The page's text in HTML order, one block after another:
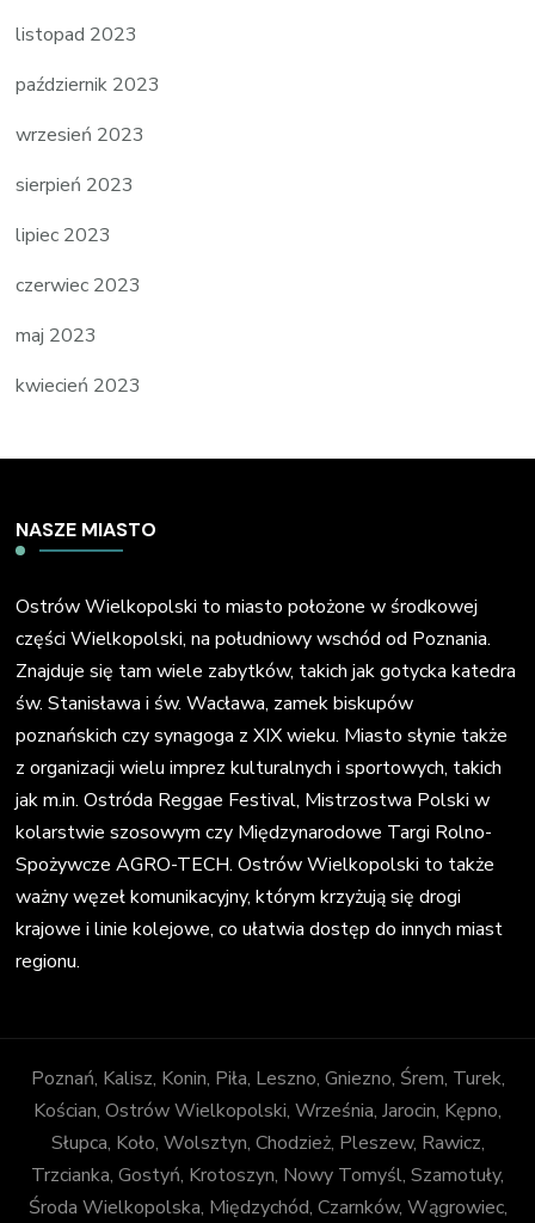
listopad 2023
październik 2023
wrzesień 2023
sierpień 2023
lipiec 2023
czerwiec 2023
maj 2023
kwiecień 2023
NASZE MIASTO
Ostrów Wielkopolski to miasto położone w środkowej
części Wielkopolski, na południowy wschód od Poznania.
Znajduje się tam wiele zabytków, takich jak gotycka katedra
św. Stanisława i św. Wacława, zamek biskupów
poznańskich czy synagoga z XIX wieku. Miasto słynie także
z organizacji wielu imprez kulturalnych i sportowych, takich
jak m.in. Ostróda Reggae Festival, Mistrzostwa Polski w
kolarstwie szosowym czy Międzynarodowe Targi Rolno-
Spożywcze AGRO-TECH. Ostrów Wielkopolski to także
ważny węzeł komunikacyjny, którym krzyżują się drogi
krajowe i linie kolejowe, co ułatwia dostęp do innych miast
regionu.
Poznań, Kalisz, Konin, Piła, Leszno, Gniezno, Śrem, Turek,
Kościan, Ostrów Wielkopolski, Września, Jarocin, Kępno,
Słupca, Koło, Wolsztyn, Chodzież, Pleszew, Rawicz,
Trzcianka, Gostyń, Krotoszyn, Nowy Tomyśl, Szamotuły,
Środa Wielkopolska, Międzychód, Czarnków, Wągrowiec,